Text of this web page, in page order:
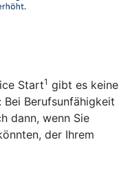
Start1 gibt es keine
Berufsunfähigkeit
dann, wenn Sie
der Ihrem